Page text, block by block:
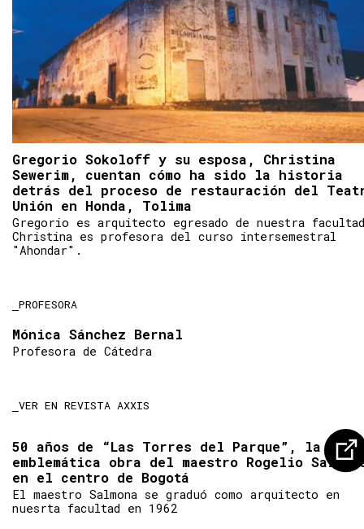
Gregorio Sokoloff y su esposa, Christina
Sewerim, cuentan cómo ha sido la historia
detrás del proceso de restauración del
Unión en Honda, Tolima
Gregorio es arquitecto egresado de nuestra
Christina es profesora del curso intersemestral
"Ahondar".
PROFESORA
Mónica Sánchez Bernal
Profesora de Cátedra
VER EN REVISTA AXXIS
50 años de “Las Torres del Parque”, la
emblemática obra del maestro Rogelio
en el centro de Bogotá
El maestro Salmona se graduó como arquitecto en
nuesrta facultad en 1962